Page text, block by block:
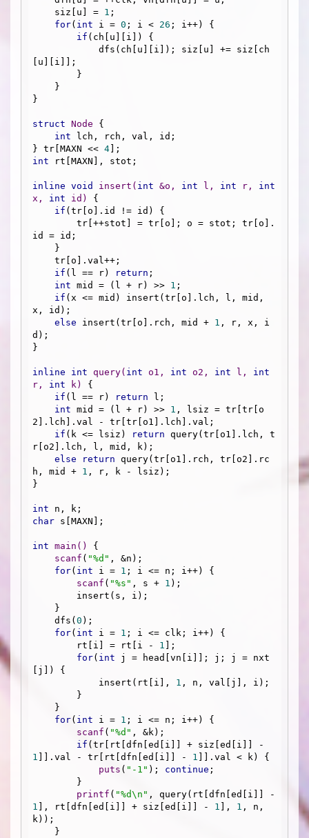
    siz[u] =
1 ;
for( int i = 0 ; i < 26 ; i++) {
if (ch[u][i]) {
[u][i]];
}
struct Node {
int lch, rch, val, id;
} tr[MAXN << 4
int rt[MAXN], stot;
inline void insert ( int &o, int l, int r, int
x, int id)
{
if (tr[o].id != id) {
id = id;
if (l == r) return ;
int mid = (l + r) >> 1 ;
if (x <= mid) insert(tr[o].lch, l, mid,
x, id);
else insert(tr[o].rch, mid + 1 , r, x, i
d);
}
inline int query( int o1, int o2, int l, int
r, int k)
{
if (l == r) return l;
int mid = (l + r) >> 1 , lsiz = tr[tr[o
2].lch].val - tr[tr[o1].lch].val;
if (k <= lsiz) return query(tr[o1].lch, t
r[o2].lch, l, mid, k);
else
return query(tr[o1].rch, tr[o2].rc
h, mid + 1 , r, k - lsiz);
}
int
char s[MAXN];
int main ()
{
scanf ( "%d" , &n);
for( int i = 1 ; i <= n; i++) {
scanf ( "%s" , s + 1 );
    dfs(
0 );
for( int i = 1 ; i <= clk; i++) {
        rt[i] = rt[i -
1 ];
for( int j = head[vn[i]]; j; j = nxt
[j]) {
            insert(rt[i],
1 , n, val[j], i);
for( int i = 1 ; i <= n; i++) {
scanf ( "%d" , &k);
if
1 ]].val - tr[rt[dfn[ed[i]] - 1 ]].val < k) {
puts ( "-1" ); continue ;
printf ( "%d\n"
1 ], rt[dfn[ed[i]] + siz[ed[i]] - 1 ], 1 , n,
k));